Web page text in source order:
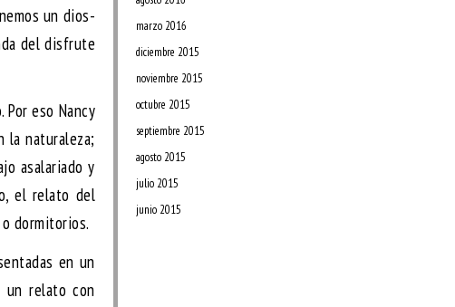
un dios-
del disfrute
eso Nancy
la naturaleza;
asalariado y
el relato del
dormitorios.
en un
un relato con
marzo 2016
diciembre 2015
noviembre 2015
octubre 2015
septiembre 2015
agosto 2015
julio 2015
junio 2015